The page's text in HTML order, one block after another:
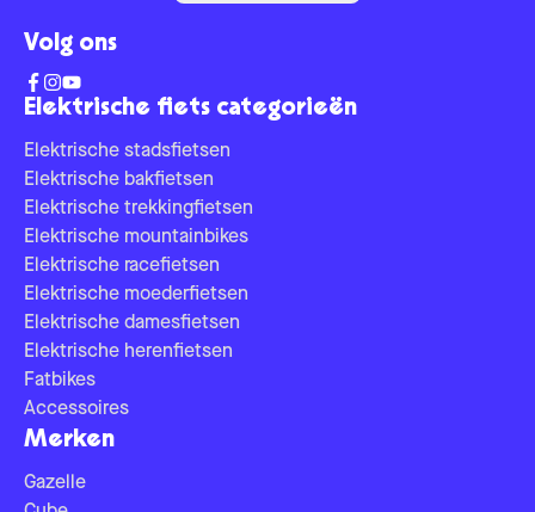
Elektrische fiets categorieën
Elektrische stadsfietsen
Elektrische bakfietsen
Elektrische trekkingfietsen
Elektrische mountainbikes
Elektrische racefietsen
Elektrische moederfietsen
Elektrische damesfietsen
Elektrische herenfietsen
Fatbikes
Accessoires
Merken
Gazelle
Volg ons